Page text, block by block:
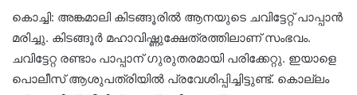
കൊച്ചി: അങ്കമാലി കിടങ്ങൂരിൽ ആനയുടെ ചവിട്ടേറ്റ് പാപ്പാൻ
മരിച്ചു. കിടങ്ങൂർ മഹാവിഷ്ണുക്ഷേത്രത്തിലാണ് സംഭവം.
ചവിട്ടേറ്റ രണ്ടാം പാപ്പാന് ഗുരുതരമായി പരിക്കേറ്റു. ഇയാളെ
പൊലീസ് ആശുപത്രിയില്‍ പ്രവേശിപ്പിച്ചിട്ടുണ്ട്. കൊല്ലം